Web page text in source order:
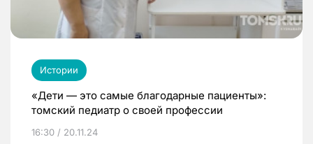
Истории
«Дети — это самые благодарные пациенты»:
томский педиатр о своей профессии
16:30 / 20.11.24